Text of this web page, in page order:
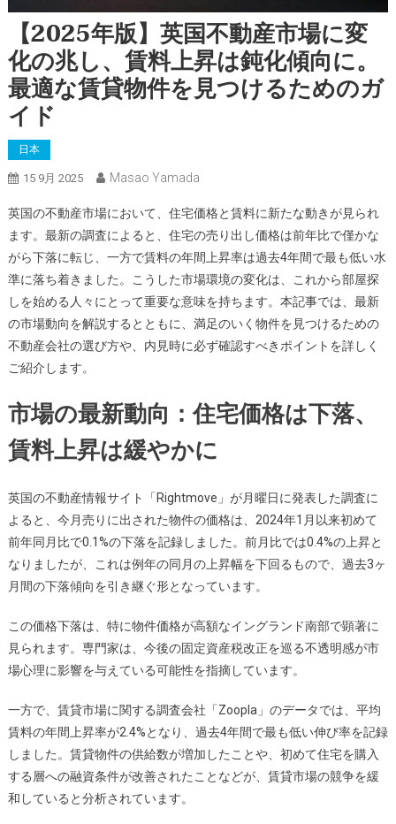
【2025年版】英国不動産市場に変
化の兆し、賃料上昇は鈍化傾向に。
最適な賃貸物件を見つけるためのガ
イド
日本
15 9月 2025 Masao Yamada
英国の不動産市場において、住宅価格と賃料に新たな動きが見られ
ます。最新の調査によると、住宅の売り出し価格は前年比で僅かな
がら下落に転じ、一方で賃料の年間上昇率は過去4年間で最も低い水
準に落ち着きました。こうした市場環境の変化は、これから部屋探
しを始める人々にとって重要な意味を持ちます。本記事では、最新
の市場動向を解説するとともに、満足のいく物件を見つけるための
不動産会社の選び方や、内見時に必ず確認すべきポイントを詳しく
ご紹介します。
市場の最新動向：住宅価格は下落、
賃料上昇は緩やかに
英国の不動産情報サイト「Rightmove」が月曜日に発表した調査に
よると、今月売りに出された物件の価格は、2024年1月以来初めて
前年同月比で0.1%の下落を記録しました。前月比では0.4%の上昇と
なりましたが、これは例年の同月の上昇幅を下回るもので、過去3ヶ
月間の下落傾向を引き継ぐ形となっています。
この価格下落は、特に物件価格が高額なイングランド南部で顕著に
見られます。専門家は、今後の固定資産税改正を巡る不透明感が市
場心理に影響を与えている可能性を指摘しています。
一方で、賃貸市場に関する調査会社「Zoopla」のデータでは、平均
賃料の年間上昇率が2.4%となり、過去4年間で最も低い伸び率を記録
しました。賃貸物件の供給数が増加したことや、初めて住宅を購入
する層への融資条件が改善されたことなどが、賃貸市場の競争を緩
和していると分析されています。